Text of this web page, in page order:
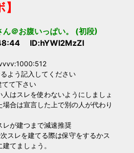
＠お腹いっぱい。 (初段)
ID:hYWI2MzZl
よう記入してください
て下さい
はスレを使わないようにしましょ
場合は宣言した上で別の人が代わり
レが建つまで減速推奨
スレを建てる際は保守をするかス
てましょう。